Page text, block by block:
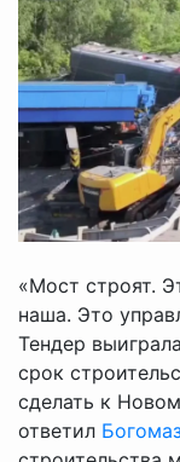
«Мост строят.
наша. Это
Тендер
срок
сделать к
ответил